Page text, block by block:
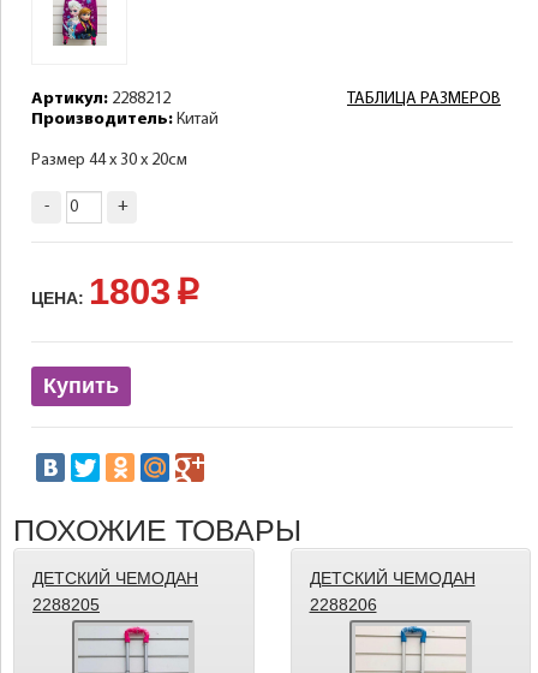
ТАБЛИЦА РАЗМЕРОВ
Артикул: 2288212
Производитель: Китай
Размер 44 х 30 х 20см
- +
ЦЕНА: 1803 p
Купить
ПОХОЖИЕ ТОВАРЫ
ДЕТСКИЙ ЧЕМОДАН
2288205
ДЕТСКИЙ ЧЕМОДАН
2288206